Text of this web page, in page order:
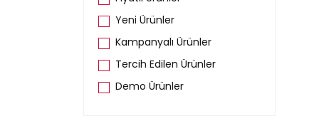
Yeni Ürünler
Kampanyalı Ürünler
Tercih Edilen Ürünler
Demo Ürünler